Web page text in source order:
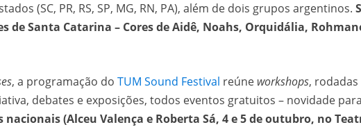
(SC, PR, RS, SP, MG, RN, PA), além de dois grupos argentinos.
de Santa Catarina – Cores de Aidê, Noahs, Orquidália,
, a programação do TUM Sound Festival reúne workshops, rodadas
debates e exposições, todos eventos gratuitos – novidade
nacionais (Alceu Valença e Roberta Sá, 4 e 5 de outubro, no